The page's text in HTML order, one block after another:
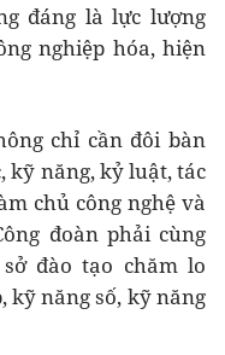
đáng là lực lượng
nghiệp hóa, hiện
chỉ cần đôi bàn
kỹ năng, kỷ luật, tác
chủ công nghệ và
đoàn phải cùng
đào tạo chăm lo
kỹ năng số, kỹ năng